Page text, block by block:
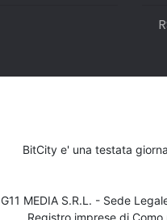
BitCity e' una testata
G11 MEDIA S.R.L. - Sede
Registro imprese di Como